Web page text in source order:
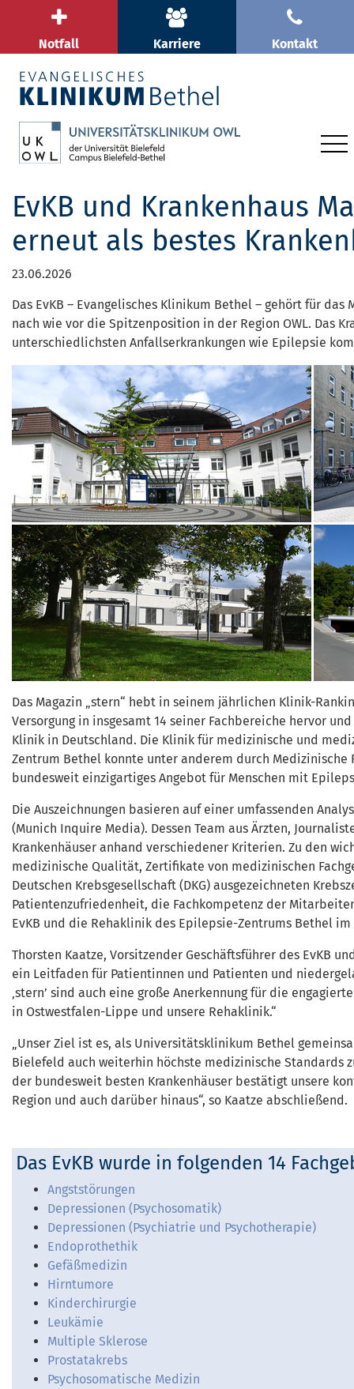
Notfall Karriere Kontakt
EvKB und Krankenhaus
erneut als bestes
23.06.2026
Das EvKB – Evangelisches Klinikum Bethel – gehört für
nach wie vor die Spitzenposition in der Region OWL. Das
unterschiedlichsten Anfallserkrankungen wie Epilepsie
Das Magazin „stern“ hebt in seinem jährlichen Klinik-
Versorgung in insgesamt 14 seiner Fachbereiche hervor
Klinik in Deutschland. Die Klinik für medizinische und
Zentrum Bethel konnte unter anderem durch
bundesweit einzigartiges Angebot für Menschen mit
Die Auszeichnungen basieren auf einer umfassenden
(Munich Inquire Media). Dessen Team aus Ärzten,
Krankenhäuser anhand verschiedener Kriterien. Zu den
medizinische Qualität, Zertifikate von medizinischen
Deutschen Krebsgesellschaft (DKG) ausgezeichneten
Patientenzufriedenheit, die Fachkompetenz der
EvKB und die Rehaklinik des Epilepsie-Zentrums Bethel im
Thorsten Kaatze, Vorsitzender Geschäftsführer des EvKB
ein Leitfaden für Patientinnen und Patienten und
‚stern’ sind auch eine große Anerkennung für die
in Ostwestfalen-Lippe und unsere Rehaklinik.“
„Unser Ziel ist es, als Universitätsklinikum Bethel
Bielefeld auch weiterhin höchste medizinische Standards
der bundesweit besten Krankenhäuser bestätigt unsere
Region und auch darüber hinaus“, so Kaatze abschließend.
Das EvKB wurde in folgenden 14
Angststörungen
Depressionen (Psychosomatik)
Depressionen (Psychiatrie und Psychotherapie)
Endoprothethik
Gefäßmedizin
Hirntumore
Kinderchirurgie
Leukämie
Multiple Sklerose
Prostatakrebs
Psychosomatische Medizin